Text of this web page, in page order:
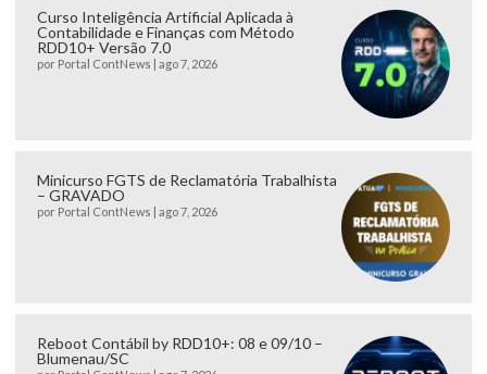
Curso Inteligência Artificial Aplicada à
Contabilidade e Finanças com Método
RDD10+ Versão 7.0
por Portal ContNews ago 7, 2026
Minicurso FGTS de Reclamatória Trabalhista
– GRAVADO
por Portal ContNews ago 7, 2026
Reboot Contábil by RDD10+: 08 e 09/10 –
Blumenau/SC